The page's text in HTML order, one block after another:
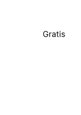
Gratis